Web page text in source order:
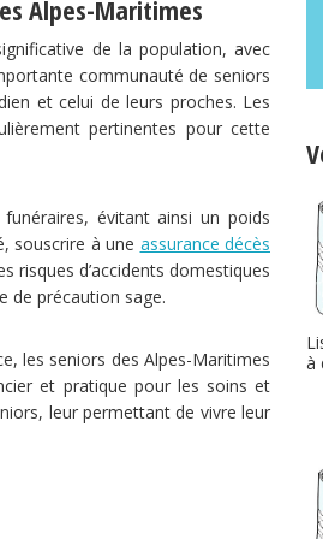
Alpes-Maritimes
de la population, avec
communauté de seniors
et celui de leurs proches. Les
pertinentes pour cette
évitant ainsi un poids
souscrire à une assurance décès
risques d’accidents domestiques
de précaution sage.
les seniors des Alpes-Maritimes
et pratique pour les soins et
leur permettant de vivre leur
à